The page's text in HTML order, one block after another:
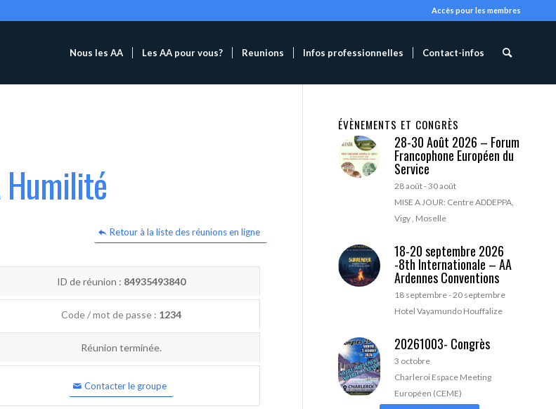
Accès pour les membres
Nous les AA Les AA pour vous? Reunions Infos professionnelles Contact-infos
Humilité
Retour à la liste des réunions en ligne
ID de réunion : 84935493840
Code / mot de passe : 1234
Réunion terminée.
Contacter le groupe
ÉVÈNEMENTS ET CONGRÈS
28-30 Août 2026 – Forum
Francophone Européen du
Service
28 août-30 août
MISE A JOUR: Centre ADDEPPA,
Vigy , Moselle
18-20 septembre 2026
-8th Internationale – AA
Ardennes Conventions
18 septembre-20 septembre
Hotel Vayamundo Houffalize
20261003- Congrès
3 octobre
Charleroi Espace Meeting
Européen (CEME)